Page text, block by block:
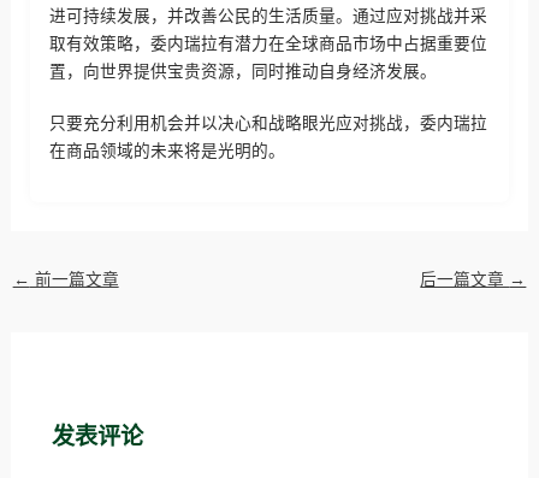
进可持续发展，并改善公民的生活质量。通过应对挑战并采
取有效策略，委内瑞拉有潜力在全球商品市场中占据重要位
置，向世界提供宝贵资源，同时推动自身经济发展。
只要充分利用机会并以决心和战略眼光应对挑战，委内瑞拉
在商品领域的未来将是光明的。
← 前一篇文章 后一篇文章 →
发表评论